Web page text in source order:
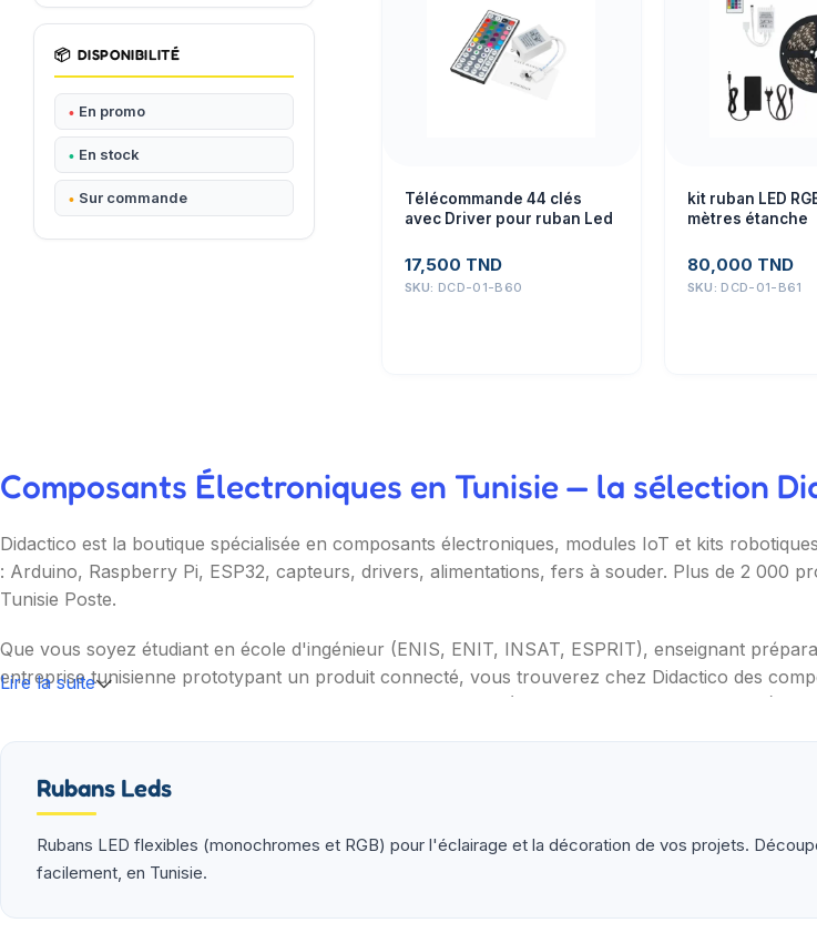
📦 DISPONIBILITÉ
En promo
En stock
Sur commande
Télécommande 44 clés
avec Driver pour ruban Led
17,500 TND
SKU: DCD-01-B60
kit ruban LED
mètres étanche
80,000 TND
SKU: DCD-01-B61
Composants Électroniques en Tunisie — la sélection
Didactico est la boutique spécialisée en composants électroniques, modules IoT et kits
: Arduino, Raspberry Pi, ESP32, capteurs, drivers, alimentations, fers à souder. Plus de 2 000
Tunisie Poste.
Que vous soyez étudiant en école d'ingénieur (ENIS, ENIT, INSAT, ESPRIT), enseignant
entreprise tunisienne prototypant un produit connecté, vous trouverez chez Didactico des
Nos catégories couvrent l'essentiel : cartes programmables (Arduino, Raspberry Pi, ESP32),
Lire la suite
Rubans Leds
Rubans LED flexibles (monochromes et RGB) pour l'éclairage et la décoration de vos projets.
facilement, en Tunisie.